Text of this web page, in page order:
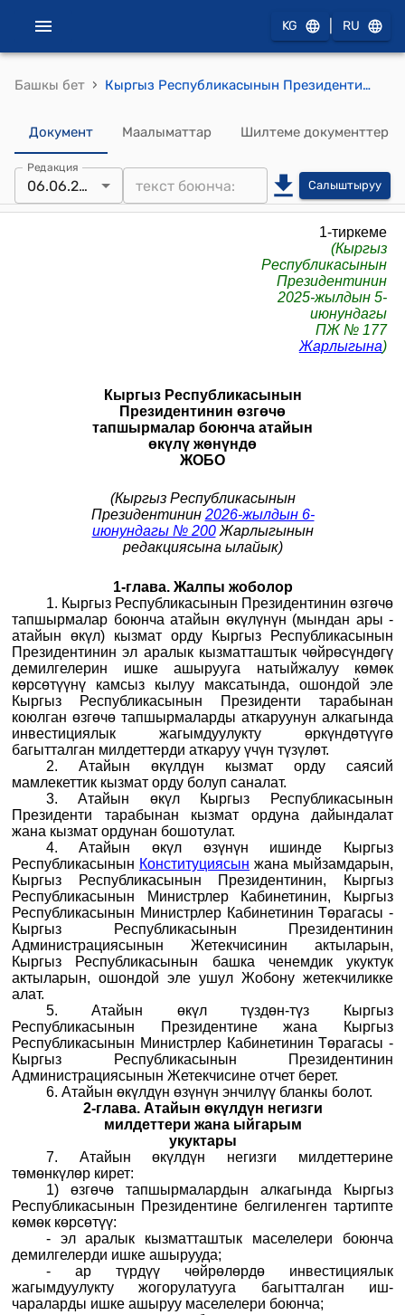
KG RU
Башкы бет › Кыргыз Республикасынын Президентинин өзгөчө тапшырмалар боюнча атайын өкүлү жөнүндө ЖОБО
Документ Маалыматтар Шилтеме документтер
Редакция
06.06.2026 Салыштыруу